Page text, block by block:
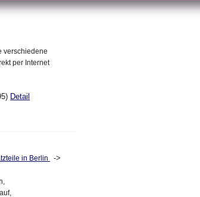
verschiedene
per Internet
Detail
in Berlin
->